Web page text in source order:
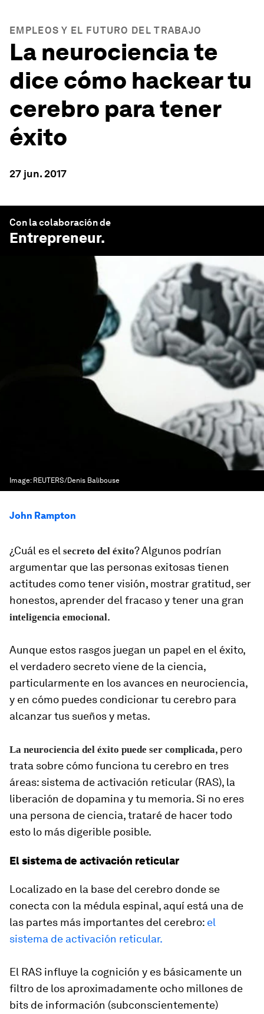
EMPLEOS Y EL FUTURO DEL TRABAJO
La neurociencia te
dice cómo hackear tu
cerebro para tener
éxito
27 jun. 2017
Con la colaboración de
Entrepreneur.
Image: REUTERS/Denis Balibouse
John Rampton
¿Cuál es el secreto del éxito? Algunos podrían
argumentar que las personas exitosas tienen
actitudes como tener visión, mostrar gratitud, ser
honestos, aprender del fracaso y tener una gran
inteligencia emocional.
Aunque estos rasgos juegan un papel en el éxito,
el verdadero secreto viene de la ciencia,
particularmente en los avances en neurociencia,
y en cómo puedes condicionar tu cerebro para
alcanzar tus sueños y metas.
La neurociencia del éxito puede ser complicada, pero
trata sobre cómo funciona tu cerebro en tres
áreas: sistema de activación reticular (RAS), la
liberación de dopamina y tu memoria. Si no eres
una persona de ciencia, trataré de hacer todo
esto lo más digerible posible.
El sistema de activación reticular
Localizado en la base del cerebro donde se
conecta con la médula espinal, aquí está una de
las partes más importantes del cerebro: el
sistema de activación reticular.
El RAS influye la cognición y es básicamente un
filtro de los aproximadamente ocho millones de
bits de información (subconscientemente)